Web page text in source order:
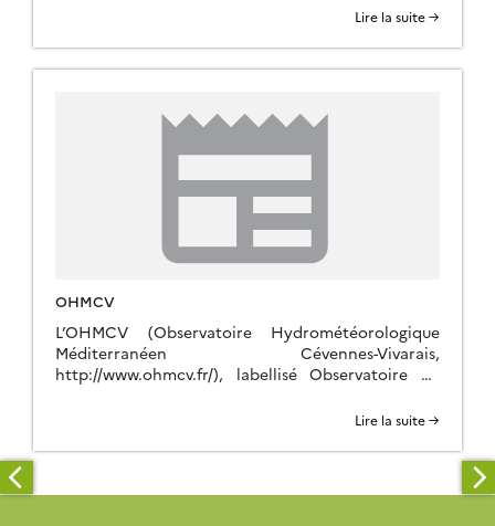
Montpellier), l’INAT (Tunisia) et l’INRGREF
bassins versants élémentaires, Roujan (Occitanie,
France) et Kamech (Cap Bon, Tunisie). Parmi les
cultivés et naturels, […]
Lire la suite →
OHMCV
L’OHMCV (Observatoire Hydrométéorologique
Méditerranéen Cévennes-Vivarais,
http://www.ohmcv.fr/), labellisé Observatoire de
d’Observation par l’INSU depuis 2006, est piloté
(IGE) de Grenoble en collaboration avec plusieurs
Clermont-Ferrand, Grenoble, Montpellier, Nice, et
Lire la suite →